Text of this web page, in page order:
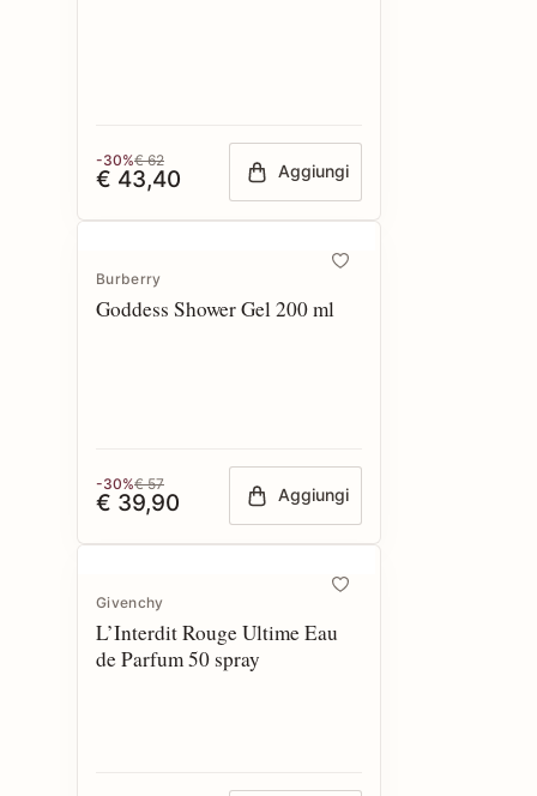
-30%€ 62
€ 43,40 Aggiungi
Burberry
Goddess Shower Gel 200 ml
-30%€ 57
€ 39,90 Aggiungi
Givenchy
L’Interdit Rouge Ultime Eau
de Parfum 50 spray